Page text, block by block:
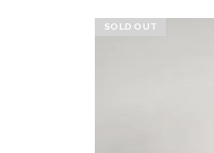
SOLD OUT